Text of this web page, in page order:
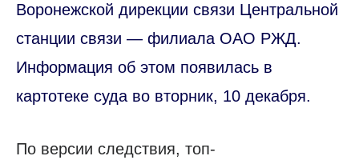
Воронежской дирекции связи Центральной
станции связи — филиала ОАО РЖД.
Информация об этом появилась в
картотеке суда во вторник, 10 декабря.
По версии следствия, топ-